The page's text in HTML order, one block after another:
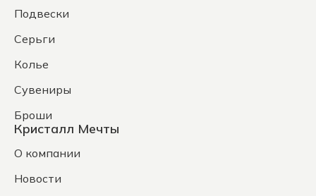
Подвески
Серьги
Колье
Сувениры
Броши
Кристалл Мечты
О компании
Новости